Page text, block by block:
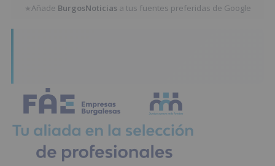
★Añade BurgosNoticias a tus fuentes preferidas de Google